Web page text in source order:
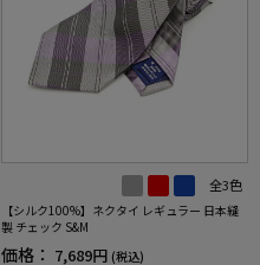
全3色
【シルク100%】ネクタイ レギュラー 日本縫
製 チェック S&M
価格： 7,689円 (税込)